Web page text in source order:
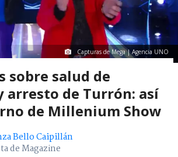
Capturas de Mega | Agencia UNO
sobre salud de
arresto de Turrón: así
de Millenium Show
Bello Caipillán
de Magazine